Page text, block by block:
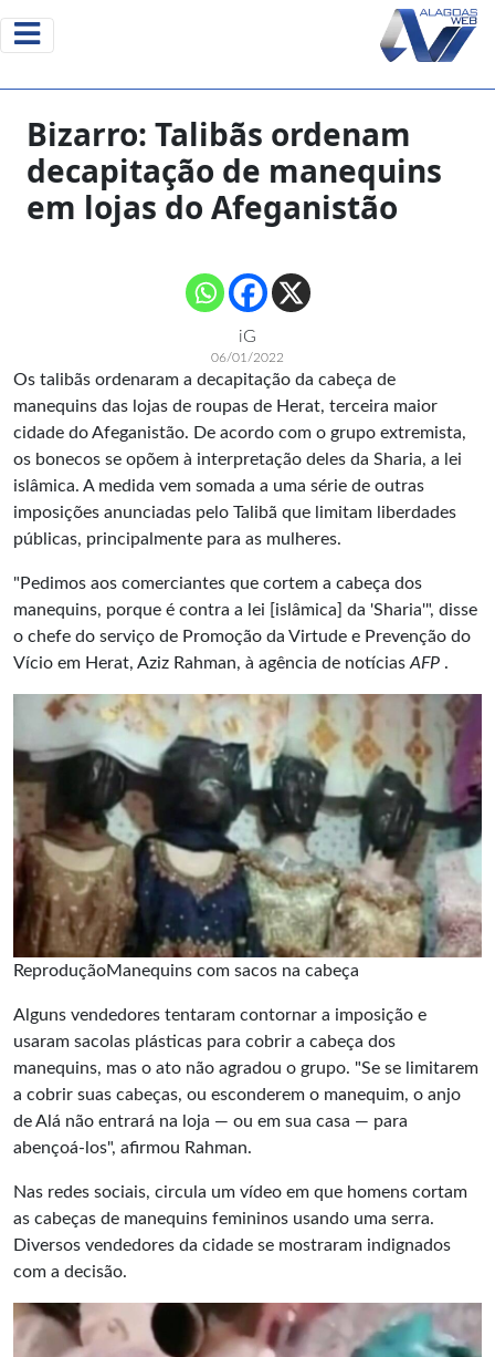
Bizarro: Talibãs ordenam
decapitação de manequins
em lojas do Afeganistão
iG
06/01/2022
Os talibãs ordenaram a decapitação da cabeça de
manequins das lojas de roupas de Herat, terceira maior
cidade do Afeganistão. De acordo com o grupo extremista,
os bonecos se opõem à interpretação deles da Sharia, a lei
islâmica. A medida vem somada a uma série de outras
imposições anunciadas pelo Talibã que limitam liberdades
públicas, principalmente para as mulheres.
"Pedimos aos comerciantes que cortem a cabeça dos
manequins, porque é contra a lei [islâmica] da 'Sharia'", disse
o chefe do serviço de Promoção da Virtude e Prevenção do
Vício em Herat, Aziz Rahman, à agência de notícias AFP .
ReproduçãoManequins com sacos na cabeça
Alguns vendedores tentaram contornar a imposição e
usaram sacolas plásticas para cobrir a cabeça dos
manequins, mas o ato não agradou o grupo. "Se se limitarem
a cobrir suas cabeças, ou esconderem o manequim, o anjo
de Alá não entrará na loja — ou em sua casa — para
abençoá-los", afirmou Rahman.
Nas redes sociais, circula um vídeo em que homens cortam
as cabeças de manequins femininos usando uma serra.
Diversos vendedores da cidade se mostraram indignados
com a decisão.